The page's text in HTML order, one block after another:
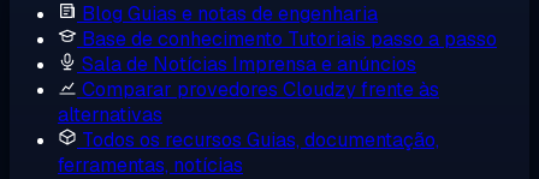
Blog Guias e notas de engenharia
Base de conhecimento Tutoriais passo a passo
Sala de Notícias Imprensa e anúncios
Comparar provedores Cloudzy frente às
alternativas
Todos os recursos Guias, documentação,
ferramentas, notícias